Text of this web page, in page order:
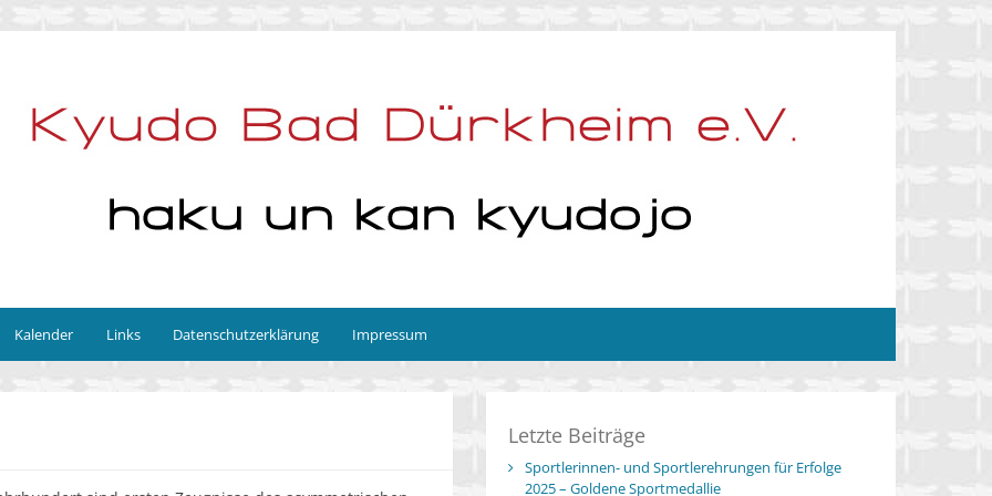
Kalender Links Datenschutzerklärung Impressum
Letzte Beiträge
Sportlerinnen- und Sportlerehrungen für Erfolge
2025 – Goldene Sportmedallie